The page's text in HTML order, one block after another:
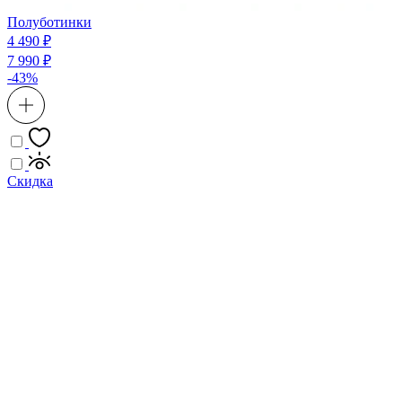
Полуботинки
4 490 ₽
7 990 ₽
-43%
Скидка